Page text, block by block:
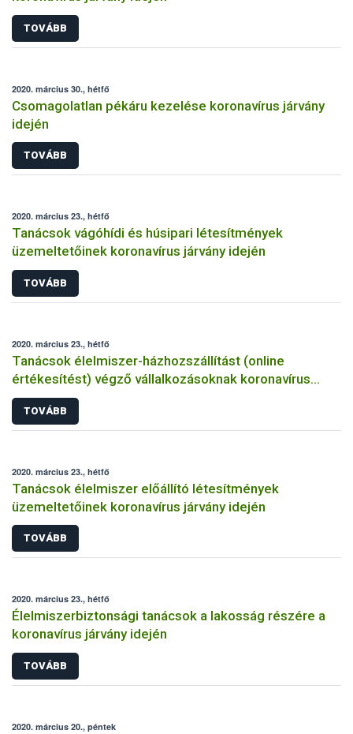
TOVÁBB
2020. március 30., hétfő
Csomagolatlan pékáru kezelése koronavírus járvány
idején
TOVÁBB
2020. március 23., hétfő
Tanácsok vágóhídi és húsipari létesítmények
üzemeltetőinek koronavírus járvány idején
TOVÁBB
2020. március 23., hétfő
Tanácsok élelmiszer-házhozszállítást (online
értékesítést) végző vállalkozásoknak koronavírus
járvány idején
TOVÁBB
2020. március 23., hétfő
Tanácsok élelmiszer előállító létesítmények
üzemeltetőinek koronavírus járvány idején
TOVÁBB
2020. március 23., hétfő
Élelmiszerbiztonsági tanácsok a lakosság részére a
koronavírus járvány idején
TOVÁBB
2020. március 20., péntek